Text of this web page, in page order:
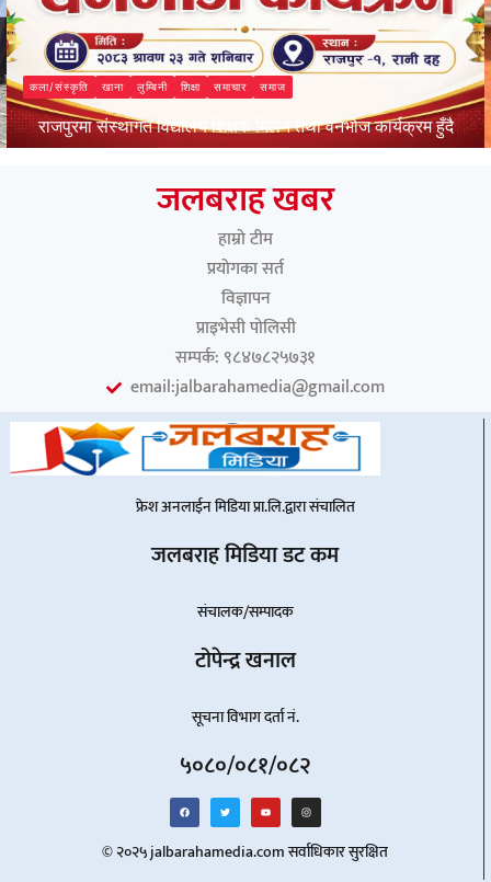
कला/संस्कृति खाना लुम्बिनी शिक्षा समाचार समाज
राजपुरमा संस्थागत विद्यालय शिक्षक मिलन तथा वनभोज कार्यक्रम हुँदै
जलबराह खबर
हाम्रो टीम
प्रयोगका सर्त
विज्ञापन
प्राइभेसी पोलिसी
सम्पर्क: ९८४७८२५७३१
email:jalbarahamedia@gmail.com
फ्रेश अनलाईन मिडिया प्रा.लि.द्वारा संचालित
जलबराह मिडिया डट कम
संचालक/सम्पादक
टोपेन्द्र खनाल
सूचना विभाग दर्ता नं.
५०८०/०८१/०८२
© २०२५ jalbarahamedia.com सर्वाधिकार सुरक्षित